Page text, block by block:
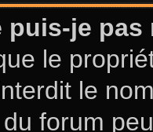
je pas
le
le
forum